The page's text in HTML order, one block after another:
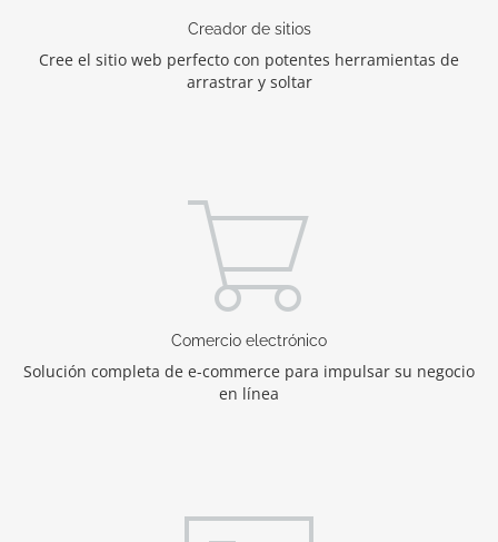
Creador de sitios
Cree el sitio web perfecto con potentes herramientas de
arrastrar y soltar
Comercio electrónico
Solución completa de e-commerce para impulsar su negocio
en línea